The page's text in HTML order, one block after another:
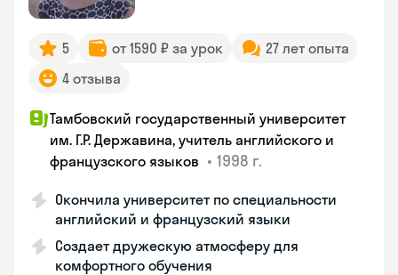
5 от 1590 ₽ за урок
27 лет опыта
4 отзыва
Тамбовский государственный университет
им. Г.Р. Державина, учитель английского и
французского языков • 1998 г.
Окончила университет по специальности
английский и французский языки
Создает дружескую атмосферу для
комфортного обучения